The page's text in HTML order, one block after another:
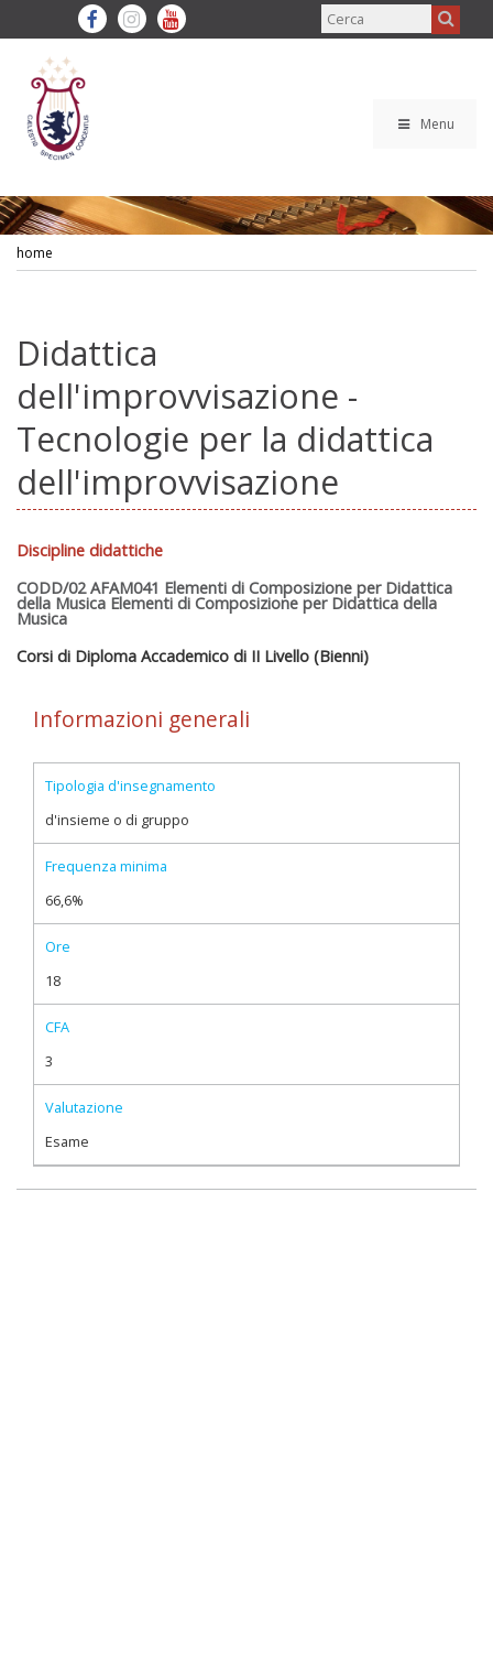
Menu
home
Didattica
dell'improvvisazione -
Tecnologie per la didattica
dell'improvvisazione
Discipline didattiche
CODD/02 AFAM041 Elementi di Composizione per Didattica
della Musica Elementi di Composizione per Didattica della
Musica
Corsi di Diploma Accademico di II Livello (Bienni)
Informazioni generali
Tipologia d'insegnamento
d'insieme o di gruppo
Frequenza minima
66,6%
Ore
18
CFA
3
Valutazione
Esame